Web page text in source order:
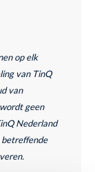
op elk
van TinQ
van
geen
Nederland
betreffende